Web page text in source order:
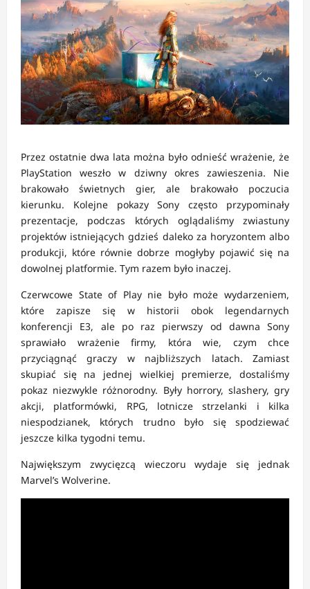
Przez ostatnie dwa lata można było odnieść wrażenie, że
PlayStation weszło w dziwny okres zawieszenia. Nie
brakowało świetnych gier, ale brakowało poczucia
kierunku. Kolejne pokazy Sony często przypominały
prezentacje, podczas których oglądaliśmy zwiastuny
projektów istniejących gdzieś daleko za horyzontem albo
produkcji, które równie dobrze mogłyby pojawić się na
dowolnej platformie. Tym razem było inaczej.
Czerwcowe State of Play nie było może wydarzeniem,
które zapisze się w historii obok legendarnych
konferencji E3, ale po raz pierwszy od dawna Sony
sprawiało wrażenie firmy, która wie, czym chce
przyciągnąć graczy w najbliższych latach. Zamiast
skupiać się na jednej wielkiej premierze, dostaliśmy
pokaz niezwykle różnorodny. Były horrory, slashery, gry
akcji, platformówki, RPG, lotnicze strzelanki i kilka
niespodzianek, których trudno było się spodziewać
jeszcze kilka tygodni temu.
Największym zwycięzcą wieczoru wydaje się jednak
Marvel’s Wolverine.